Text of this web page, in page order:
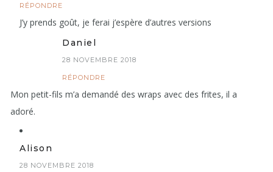
RÉPONDRE
J’y prends goût, je ferai j’espère d’autres versions
Daniel
28 NOVEMBRE 2018
RÉPONDRE
Mon petit-fils m’a demandé des wraps avec des frites, il a
adoré.
Alison
28 NOVEMBRE 2018